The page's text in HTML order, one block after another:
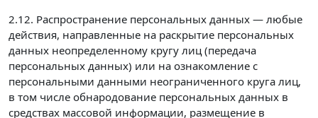
2.12. Распространение персональных данных — любые
действия, направленные на раскрытие персональных
данных неопределенному кругу лиц (передача
персональных данных) или на ознакомление с
персональными данными неограниченного круга лиц,
в том числе обнародование персональных данных в
средствах массовой информации, размещение в